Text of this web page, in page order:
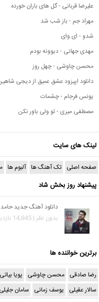
علیرضا قربانی - گل های باران خورده
مهراد جم - باز شب شد
شدو - ای وای
مهدی جهانی - دیوونه بودم
محسن چاوشی - چهل روز
دانلود اپیزود عشق عمیق از دیجی
یونس فرجام - چشمات
مصطفی میری - تو ولی باور نکن
لینک های سایت
صفحه اصلی تک آهنگ ها آلبوم ها
پیشنهاد روز بخش شاد
دانلود آهنگ جدید حامد
بدون نظر | 14,845 بازدید
برترین خواننده ها
رضا صادقی محسن چاوشی پویا بیاتی
سالار عقیلی یوسف زمانی سامان جلیلی